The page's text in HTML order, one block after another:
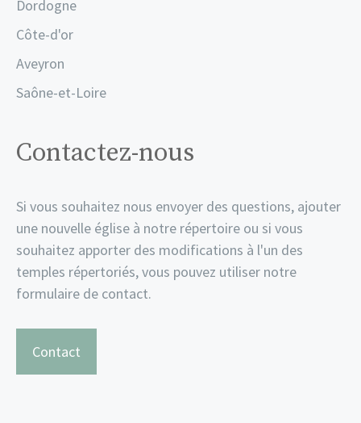
Dordogne
Côte-d'or
Aveyron
Saône-et-Loire
Contactez-nous
Si vous souhaitez nous envoyer des questions, ajouter
une nouvelle église à notre répertoire ou si vous
souhaitez apporter des modifications à l'un des
temples répertoriés, vous pouvez utiliser notre
formulaire de contact.
Contact